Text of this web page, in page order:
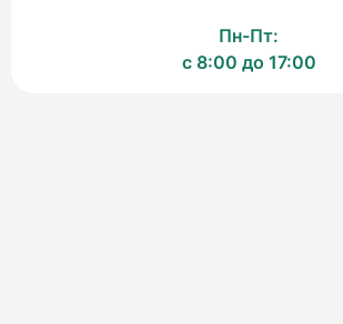
Пн-Пт:
c 8:00 до 17:00